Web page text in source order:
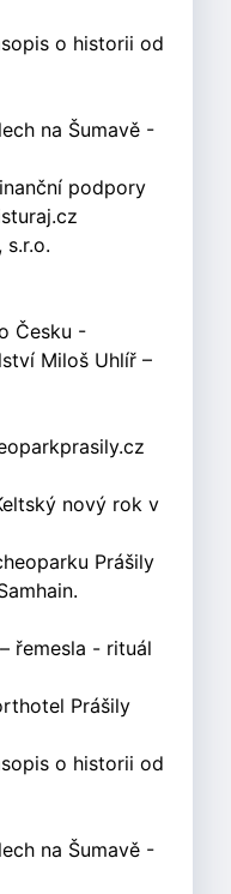
o historii od
na Šumavě -
podpory
s.r.o.
Česku -
Miloš Uhlíř –
nový rok v
Prášily
řemesla - rituál
Prášily
o historii od
na Šumavě -